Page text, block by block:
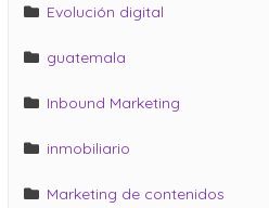
Evolución digital
guatemala
Inbound Marketing
inmobiliario
Marketing de contenidos